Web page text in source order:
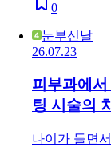
0
눈부신날
26.07.23
피부과에
팅 시술의
나이가 들면